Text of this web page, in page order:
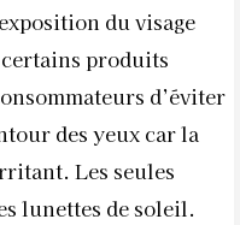
du visage
produits
d’éviter
des yeux car la
Les seules
lunettes de soleil.